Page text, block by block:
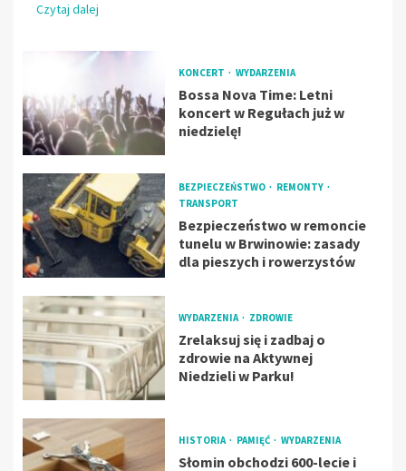
Czytaj dalej
KONCERT WYDARZENIA
Bossa Nova Time: Letni
koncert w Regułach już w
niedzielę!
BEZPIECZEŃSTWO
REMONTY
TRANSPORT
Bezpieczeństwo w remoncie
tunelu w Brwinowie: zasady
dla pieszych i rowerzystów
WYDARZENIA ZDROWIE
Zrelaksuj się i zadbaj o
zdrowie na Aktywnej
Niedzieli w Parku!
HISTORIA PAMIĘĆ WYDARZENIA
Słomin obchodzi 600-lecie i